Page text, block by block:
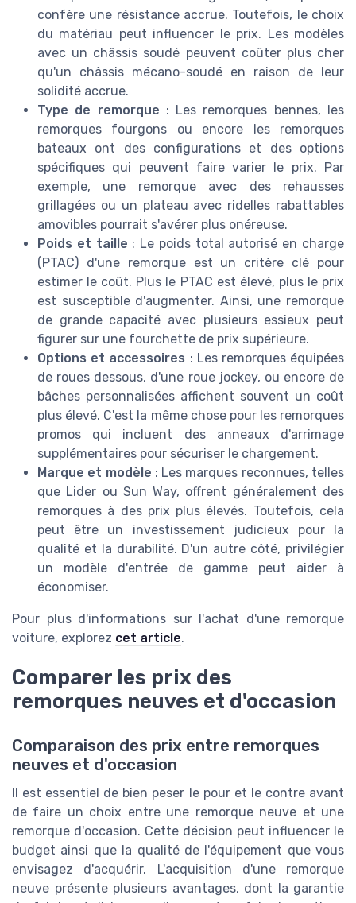
confère une résistance accrue. Toutefois, le choix
du matériau peut influencer le prix. Les modèles
avec un châssis soudé peuvent coûter plus cher
qu'un châssis mécano-soudé en raison de leur
solidité accrue.
Type de remorque : Les remorques bennes, les
remorques fourgons ou encore les remorques
bateaux ont des configurations et des options
spécifiques qui peuvent faire varier le prix. Par
exemple, une remorque avec des rehausses
grillagées ou un plateau avec ridelles rabattables
amovibles pourrait s'avérer plus onéreuse.
Poids et taille : Le poids total autorisé en charge
(PTAC) d'une remorque est un critère clé pour
estimer le coût. Plus le PTAC est élevé, plus le prix
est susceptible d'augmenter. Ainsi, une remorque
de grande capacité avec plusieurs essieux peut
figurer sur une fourchette de prix supérieure.
Options et accessoires : Les remorques équipées
de roues dessous, d'une roue jockey, ou encore de
bâches personnalisées affichent souvent un coût
plus élevé. C'est la même chose pour les remorques
promos qui incluent des anneaux d'arrimage
supplémentaires pour sécuriser le chargement.
Marque et modèle : Les marques reconnues, telles
que Lider ou Sun Way, offrent généralement des
remorques à des prix plus élevés. Toutefois, cela
peut être un investissement judicieux pour la
qualité et la durabilité. D'un autre côté, privilégier
un modèle d'entrée de gamme peut aider à
économiser.
Pour plus d'informations sur l'achat d'une remorque
voiture, explorez cet article.
Comparer les prix des
remorques neuves et d'occasion
Comparaison des prix entre remorques
neuves et d'occasion
Il est essentiel de bien peser le pour et le contre avant
de faire un choix entre une remorque neuve et une
remorque d'occasion. Cette décision peut influencer le
budget ainsi que la qualité de l'équipement que vous
envisagez d'acquérir. L'acquisition d'une remorque
neuve présente plusieurs avantages, dont la garantie